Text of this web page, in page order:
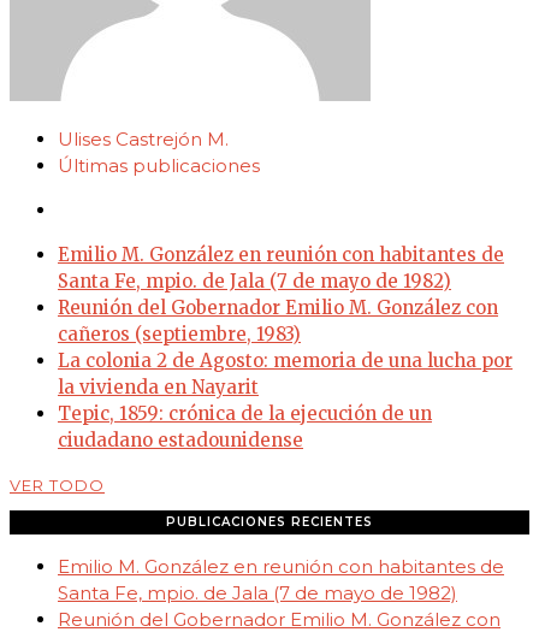
Ulises Castrejón M.
Últimas publicaciones
Emilio M. González en reunión con habitantes de
Santa Fe, mpio. de Jala (7 de mayo de 1982)
Reunión del Gobernador Emilio M. González con
cañeros (septiembre, 1983)
La colonia 2 de Agosto: memoria de una lucha por
la vivienda en Nayarit
Tepic, 1859: crónica de la ejecución de un
ciudadano estadounidense
VER TODO
PUBLICACIONES RECIENTES
Emilio M. González en reunión con habitantes de
Santa Fe, mpio. de Jala (7 de mayo de 1982)
Reunión del Gobernador Emilio M. González con